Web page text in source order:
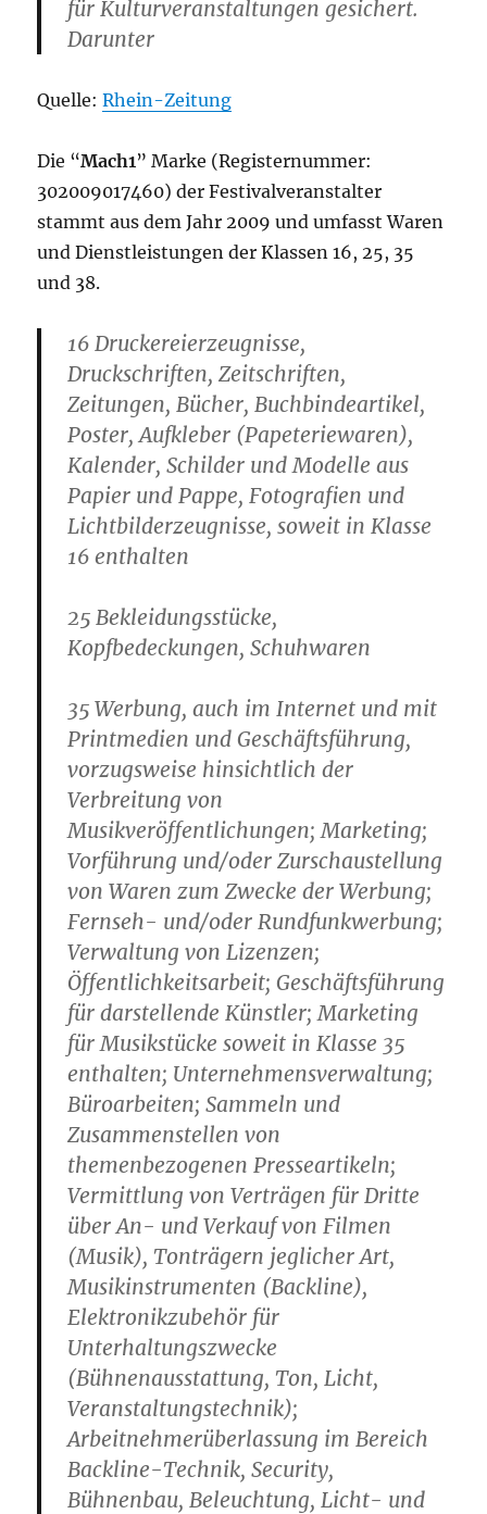
für Kulturveranstaltungen gesichert.
Darunter
Quelle:Rhein-Zeitung
Die “Mach1” Marke (Registernummer:
302009017460) der Festivalveranstalter
stammt aus dem Jahr 2009 und umfasst Waren
und Dienstleistungen der Klassen 16, 25, 35
und 38.
16 Druckereierzeugnisse,
Druckschriften, Zeitschriften,
Zeitungen, Bücher, Buchbindeartikel,
Poster, Aufkleber (Papeteriewaren),
Kalender, Schilder und Modelle aus
Papier und Pappe, Fotografien und
Lichtbilderzeugnisse, soweit in Klasse
16 enthalten
25 Bekleidungsstücke,
Kopfbedeckungen, Schuhwaren
35 Werbung, auch im Internet und mit
Printmedien und Geschäftsführung,
vorzugsweise hinsichtlich der
Verbreitung von
Musikveröffentlichungen; Marketing;
Vorführung und/oder Zurschaustellung
von Waren zum Zwecke der Werbung;
Fernseh- und/oder Rundfunkwerbung;
Verwaltung von Lizenzen;
Öffentlichkeitsarbeit; Geschäftsführung
für darstellende Künstler; Marketing
für Musikstücke soweit in Klasse 35
enthalten; Unternehmensverwaltung;
Büroarbeiten; Sammeln und
Zusammenstellen von
themenbezogenen Presseartikeln;
Vermittlung von Verträgen für Dritte
über An- und Verkauf von Filmen
(Musik), Tonträgern jeglicher Art,
Musikinstrumenten (Backline),
Elektronikzubehör für
Unterhaltungszwecke
(Bühnenausstattung, Ton, Licht,
Veranstaltungstechnik);
Arbeitnehmerüberlassung im Bereich
Backline-Technik, Security,
Bühnenbau, Beleuchtung, Licht- und